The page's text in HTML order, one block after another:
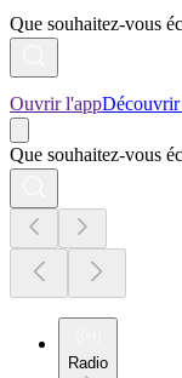
Que souhaitez-vous
Ouvrir l'app
Que souhaitez-vous
Radio